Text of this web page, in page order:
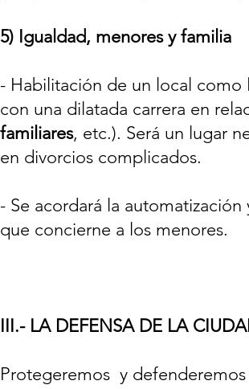
5) Igualdad, menores y familia
- Habilitación de un local como
con una dilatada carrera en
familiares, etc.). Será un lugar
en divorcios complicados.
- Se acordará la
que concierne a los menores.
III.- LA DEFENSA DE LA
Protegeremos y